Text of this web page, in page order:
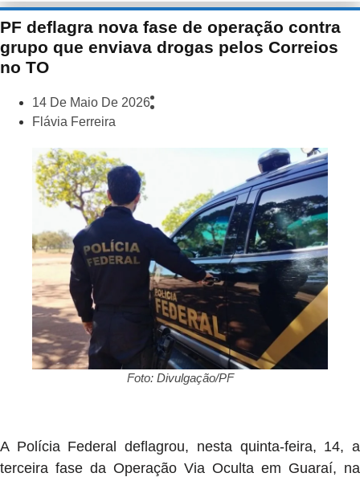
PF deflagra nova fase de operação contra
grupo que enviava drogas pelos Correios
no TO
14 De Maio De 2026
Flávia Ferreira
Foto: Divulgação/PF
A Polícia Federal deflagrou, nesta quinta-feira, 14, a
terceira fase da Operação Via Oculta em Guaraí, na